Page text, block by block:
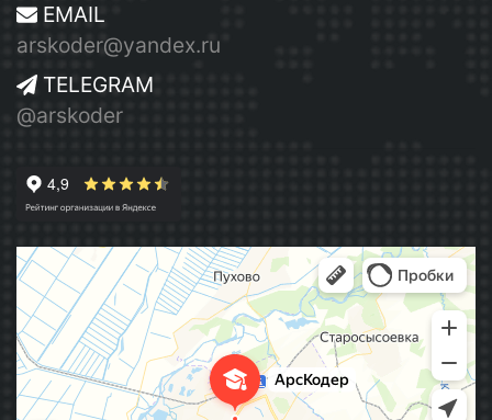
EMAIL
arskoder@yandex.ru
TELEGRAM
@arskoder